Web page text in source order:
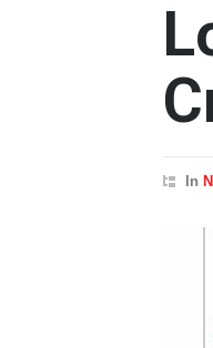
In